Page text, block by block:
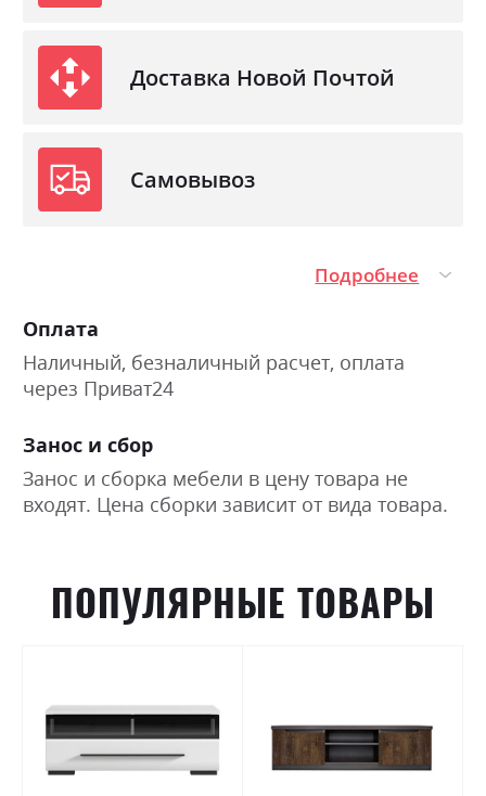
Доставка Новой Почтой
Самовывоз
Подробнее
Оплата
Наличный, безналичный расчет, оплата
через Приват24
Занос и сбор
Занос и сборка мебели в цену товара не
входят. Цена сборки зависит от вида товара.
ПОПУЛЯРНЫЕ ТОВАРЫ